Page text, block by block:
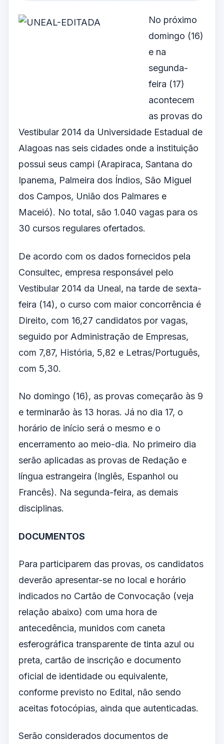
No próximo
domingo (16)
e na
segunda-
feira (17)
acontecem
as provas do
Vestibular 2014 da Universidade Estadual de
Alagoas nas seis cidades onde a instituição
possui seus campi (Arapiraca, Santana do
Ipanema, Palmeira dos Índios, São Miguel
dos Campos, União dos Palmares e
Maceió). No total, são 1.040 vagas para os
30 cursos regulares ofertados.
De acordo com os dados fornecidos pela
Consultec, empresa responsável pelo
Vestibular 2014 da Uneal, na tarde de sexta-
feira (14), o curso com maior concorrência é
Direito, com 16,27 candidatos por vagas,
seguido por Administração de Empresas,
com 7,87, História, 5,82 e Letras/Português,
com 5,30.
No domingo (16), as provas começarão às 9
e terminarão às 13 horas. Já no dia 17, o
horário de início será o mesmo e o
encerramento ao meio-dia. No primeiro dia
serão aplicadas as provas de Redação e
língua estrangeira (Inglês, Espanhol ou
Francês). Na segunda-feira, as demais
disciplinas.
DOCUMENTOS
Para participarem das provas, os candidatos
deverão apresentar-se no local e horário
indicados no Cartão de Convocação (veja
relação abaixo) com uma hora de
antecedência, munidos com caneta
esferográfica transparente de tinta azul ou
preta, cartão de inscrição e documento
oficial de identidade ou equivalente,
conforme previsto no Edital, não sendo
aceitas fotocópias, ainda que autenticadas.
Serão considerados documentos de